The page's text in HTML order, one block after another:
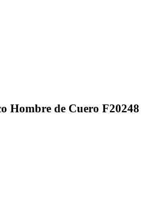
Hombre de Cuero F20248